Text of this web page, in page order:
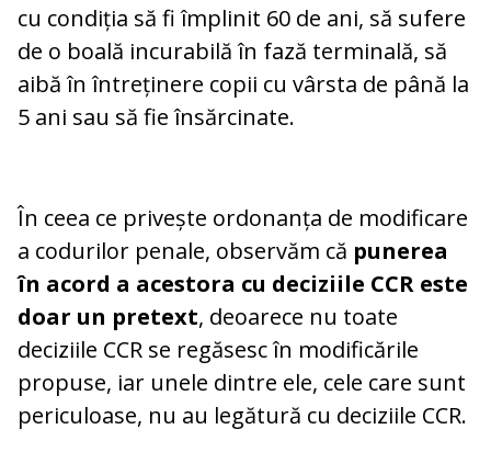
cu condiția să fi împlinit 60 de ani, să sufere
de o boală incurabilă în fază terminală, să
aibă în întreținere copii cu vârsta de până la
5 ani sau să fie însărcinate.
În ceea ce privește ordonanța de modificare
a codurilor penale, observăm că punerea
în acord a acestora cu deciziile CCR este
doar un pretext, deoarece nu toate
deciziile CCR se regăsesc în modificările
propuse, iar unele dintre ele, cele care sunt
periculoase, nu au legătură cu deciziile CCR.